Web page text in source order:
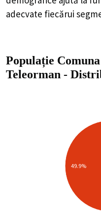
adecvate fiecărui
Populație
Teleorman -
49.9%